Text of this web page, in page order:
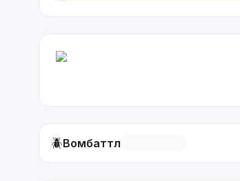
🪲Вомбаттл